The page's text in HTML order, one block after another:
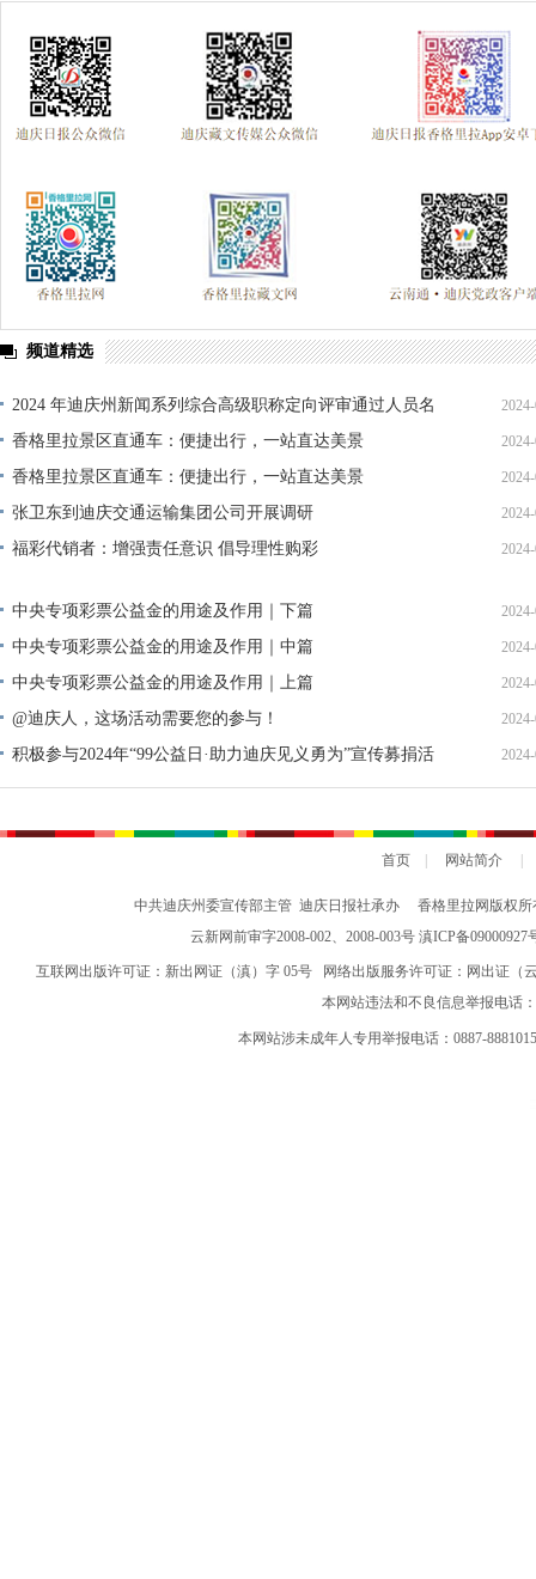
频道精选
2024 年迪庆州新闻系列综合高级职称定向评审通过人员名
单公示
香格里拉景区直通车：便捷出行，一站直达美景
香格里拉景区直通车：便捷出行，一站直达美景
张卫东到迪庆交通运输集团公司开展调研
福彩代销者：增强责任意识 倡导理性购彩
中央专项彩票公益金的用途及作用｜下篇
中央专项彩票公益金的用途及作用｜中篇
中央专项彩票公益金的用途及作用｜上篇
@迪庆人，这场活动需要您的参与！
积极参与2024年“99公益日·助力迪庆见义勇为”宣传募捐活
动倡议书